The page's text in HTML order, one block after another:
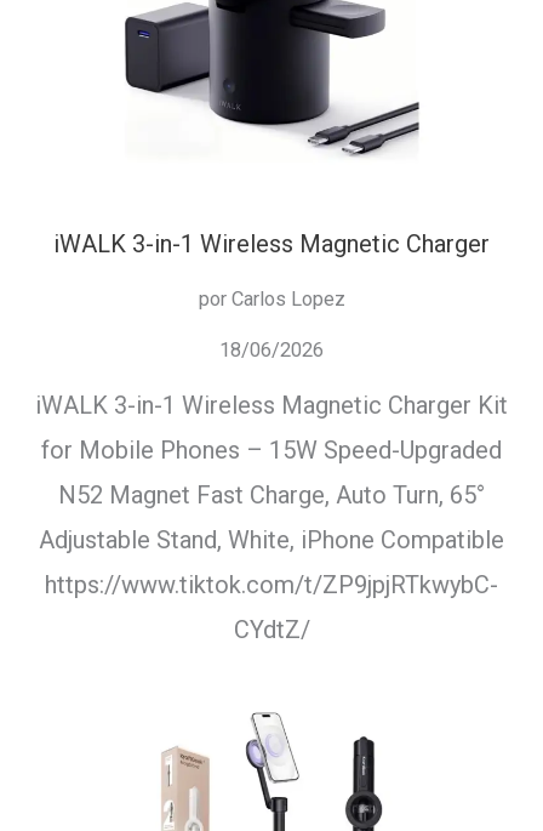
iWALK 3-in-1 Wireless Magnetic Charger
por Carlos Lopez
18/06/2026
iWALK 3-in-1 Wireless Magnetic Charger Kit
for Mobile Phones – 15W Speed-Upgraded
N52 Magnet Fast Charge, Auto Turn, 65°
Adjustable Stand, White, iPhone Compatible
https://www.tiktok.com/t/ZP9jpjRTkwybC-
CYdtZ/